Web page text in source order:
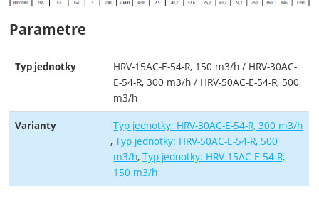
Parametre
Typ jednotky
HRV-15AC-E-54-R, 150 m3/h / HRV-30AC-
E-54-R, 300 m3/h / HRV-50AC-E-54-R, 500
m3/h
Varianty
Typ jednotky: HRV-30AC-E-54-R, 300 m3/h
Typ jednotky: HRV-50AC-E-54-R, 500
m3/h Typ jednotky: HRV-15AC-E-54-R,
150 m3/h